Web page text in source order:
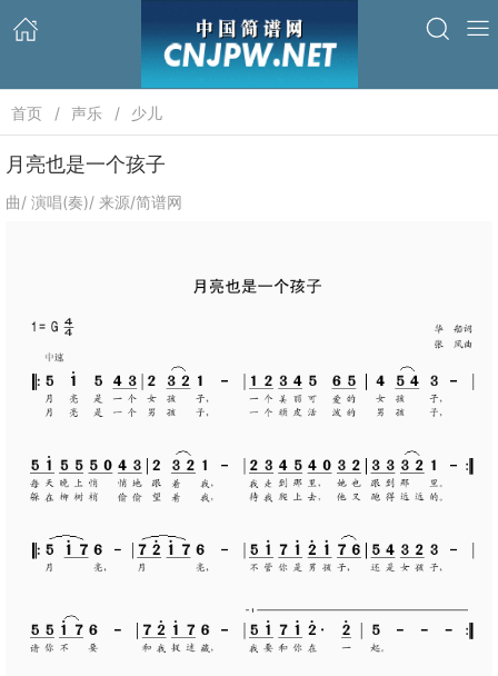
首页 声乐 少儿
月亮也是一个孩子
曲/ 演唱(奏)/ 来源/简谱网